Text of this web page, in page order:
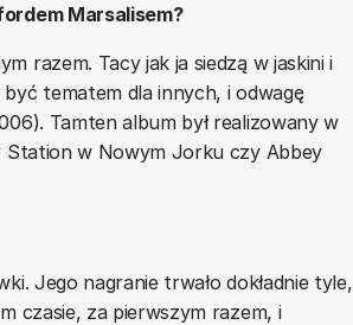
Marsalisem?
razem. Tacy jak ja siedzą w jaskini i
tematem dla innych, i odwagę
Tamten album był realizowany w
Station w Nowym Jorku czy Abbey
Jego nagranie trwało dokładnie tyle,
czasie, za pierwszym razem, i